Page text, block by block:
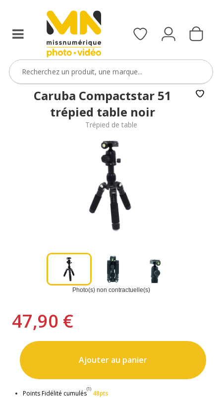
Caruba Compactstar 51
trépied table noir
Trépied de table
Photo(s) non contractuelle(s)
47,90 €
Ajouter au panier
Points Fidélité cumulés
(1)
48pts